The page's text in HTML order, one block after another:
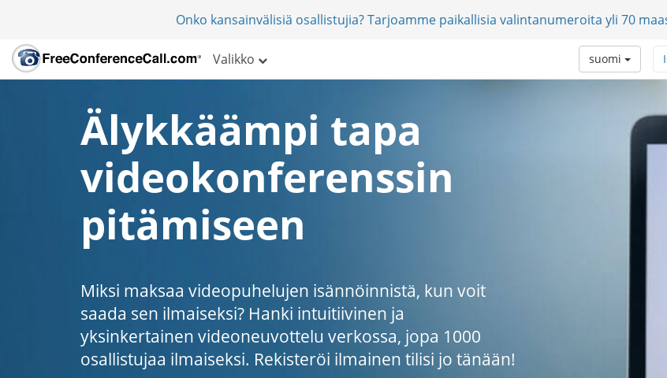
Onko kansainvälisiä osallistujia? Tarjoamme paikallisia valintanumeroita yli 70
Valikko suomi
Älykkäämpi tapa
videokonferenssin
pitämiseen
Miksi maksaa videopuhelujen isännöinnistä, kun voit
saada sen ilmaiseksi? Hanki intuitiivinen ja
yksinkertainen videoneuvottelu verkossa, jopa 1000
osallistujaa ilmaiseksi. Rekisteröi ilmainen tilisi jo tänään!